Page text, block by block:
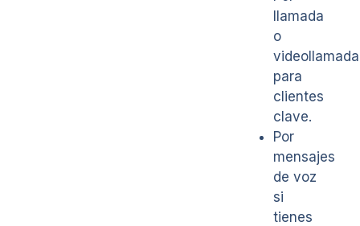
llamada
o
videollamada
para
clientes
clave.
Por
mensajes
de voz
si
tienes